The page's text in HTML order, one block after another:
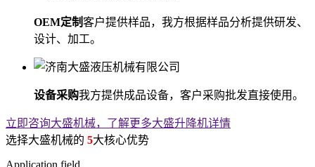
OEM定制客户提供样品，我方根据样品分析提供研发、
设计、加工。
设备采购我方提供成品设备，客户采购批发直接使用。
立即咨询大盛机械，了解更多大盛升降机详情
选择大盛机械的 5大核心优势
Application field